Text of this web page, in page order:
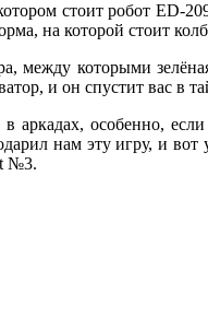
стоит робот ED-
на которой стоит
между которыми
и он спустит вас в
аркадах, особенно,
нам эту игру, и
№3.